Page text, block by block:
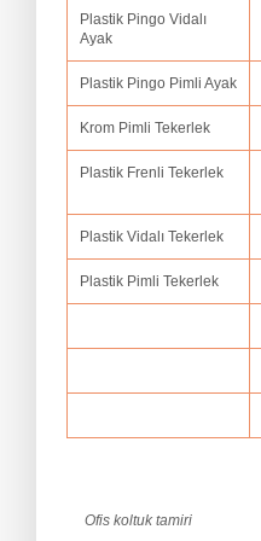
Plastik Pingo Vidalı
Ayak
Plastik Pingo Pimli Ayak
Krom Pimli Tekerlek
Plastik Frenli Tekerlek
Plastik Vidalı Tekerlek
Plastik Pimli Tekerlek
Ofis koltuk tamiri